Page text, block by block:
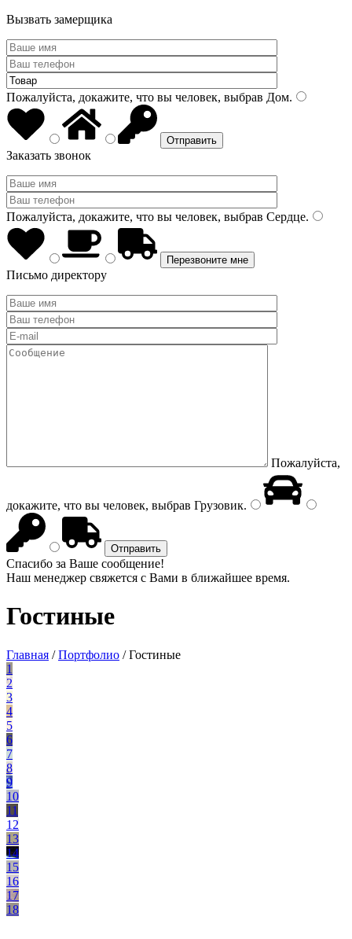
Вызвать замерщика
Пожалуйста, докажите, что вы человек, выбрав Дом.
Заказать звонок
Пожалуйста, докажите, что вы человек, выбрав Сердце.
Письмо директору
Пожалуйста,
докажите, что вы человек, выбрав Грузовик.
Спасибо за Ваше сообщение!
Наш менеджер свяжется с Вами в ближайшее время.
Гостиные
Главная /Портфолио /Гостиные
1
2
3
4
5
6
7
8
9
10
11
12
13
14
15
16
17
18